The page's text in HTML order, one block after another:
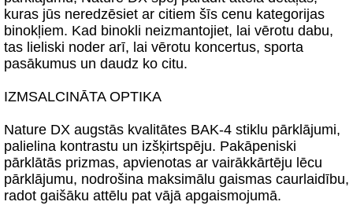
kuras jūs neredzēsiet ar citiem šīs cenu kategorijas
binokļiem. Kad binokli neizmantojiet, lai vērotu dabu,
tas lieliski noder arī, lai vērotu koncertus, sporta
pasākumus un daudz ko citu.
IZMSALCINĀTA OPTIKA
Nature DX augstās kvalitātes BAK-4 stiklu pārklājumi,
palielina kontrastu un izšķirtspēju. Pakāpeniski
pārklātās prizmas, apvienotas ar vairākkārtēju lēcu
pārklājumu, nodrošina maksimālu gaismas caurlaidību,
radot gaišāku attēlu pat vājā apgaismojumā.